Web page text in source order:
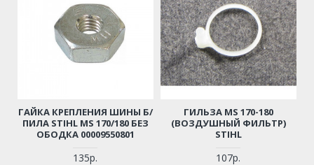
ГАЙКА КРЕПЛЕНИЯ ШИНЫ Б/
ПИЛА STIHL MS 170/180 БЕЗ
ОБОДКА 00009550801
135р.
ГИЛЬЗА MS 170-180
(ВОЗДУШНЫЙ ФИЛЬТР)
STIHL
107р.